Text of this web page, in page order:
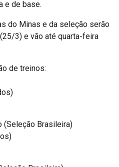
e de base.
do Minas e da seleção serão
3) e vão até quarta-feira
de treinos:
(Seleção Brasileira)